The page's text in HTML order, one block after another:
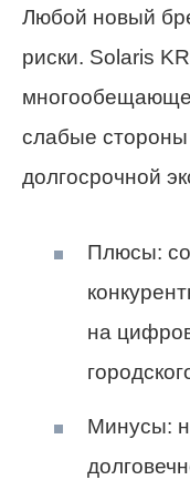
Любой новый
риски. Solaris
слабые
долгосрочной
Плюсы:
на
Минусы: